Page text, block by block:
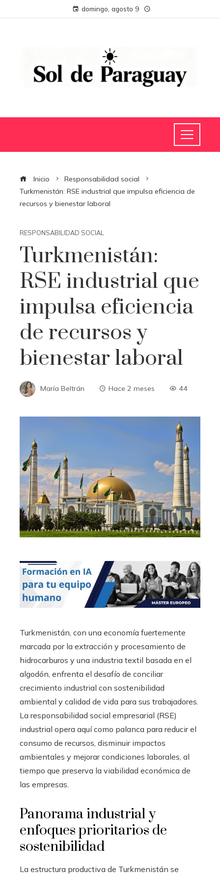
domingo, agosto 9
Inicio
Responsabilidad social
Turkmenistán: RSE industrial que impulsa eficiencia de
recursos y bienestar laboral
RESPONSABILIDAD SOCIAL
Turkmenistán:
RSE industrial que
impulsa eficiencia
de recursos y
bienestar laboral
María Beltrán Hace 2 meses 44
Turkmenistán, con una economía fuertemente
marcada por la extracción y procesamiento de
hidrocarburos y una industria textil basada en el
algodón, enfrenta el desafío de conciliar
crecimiento industrial con sostenibilidad
ambiental y calidad de vida para sus trabajadores.
La responsabilidad social empresarial (RSE)
industrial opera aquí como palanca para reducir el
consumo de recursos, disminuir impactos
ambientales y mejorar condiciones laborales, al
tiempo que preserva la viabilidad económica de
las empresas.
Panorama industrial y
enfoques prioritarios de
sostenibilidad
La estructura productiva de Turkmenistán se